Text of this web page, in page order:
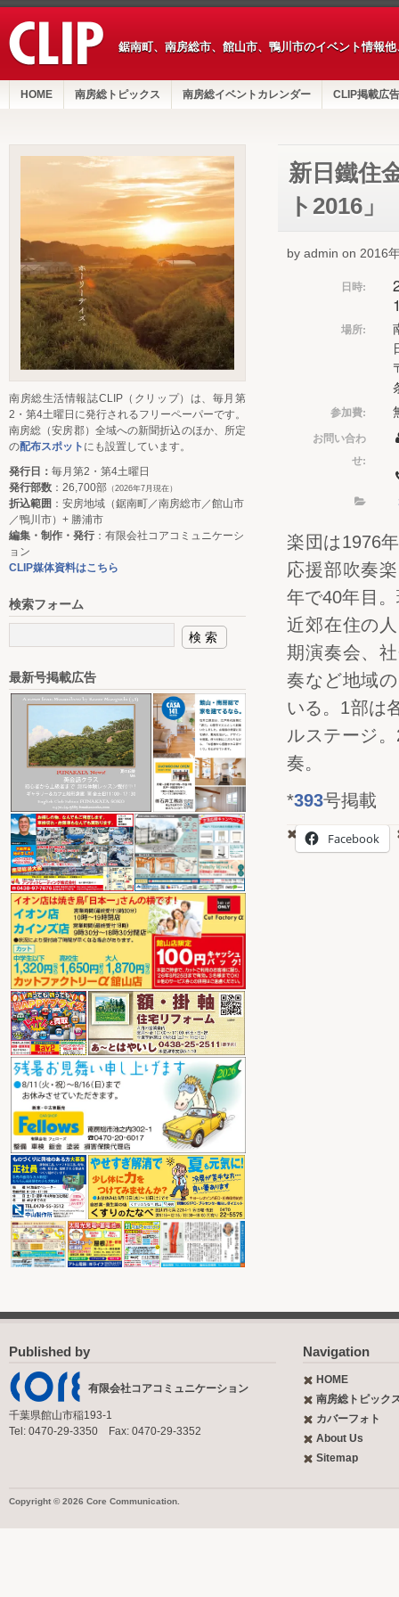
鋸南町、南房総市、館山市、鴨川市のイベント情報
HOME 南房総トピックス 南房総イベントカレンダー CLIP掲載広告
新日鐵住
ト2016」
by admin on 2016
日時:
場所:
参加費:
お問い合わ
せ:
楽団は1976
応援部吹奏
年で40年目
近郊在住の
期演奏会、
奏など地域
いる。1部は
ルステージ
奏。
*393号掲載
Facebook
南房総生活情報誌CLIP（クリップ）は、毎月第
2・第4土曜日に発行されるフリーペーパーです。
南房総（安房郡）全域への新聞折込のほか、所定
の配布スポット にも設置しています。
発行日： 毎月第2・第4土曜日
発行部数 ：26,700部 （2026年7月現在）
折込範囲 ：安房地域（鋸南町／南房総市／館山市
／鴨川市）+ 勝浦市
編集・制作・発行：有限会社コアコミュニケーシ
ョン
CLIP媒体資料はこちら
検索フォーム
最新号掲載広告
Published by
有限会社コアコミュニケーション
千葉県館山市稲193-1
Tel: 0470-29-3350 Fax: 0470-29-3352
Navigation
HOME
南房総トピック
カバーフォト
About Us
Sitemap
Copyright © 2026 Core Communication.